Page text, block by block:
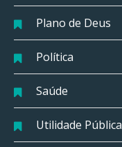
Plano de Deus
Política
Saúde
Utilidade Pública